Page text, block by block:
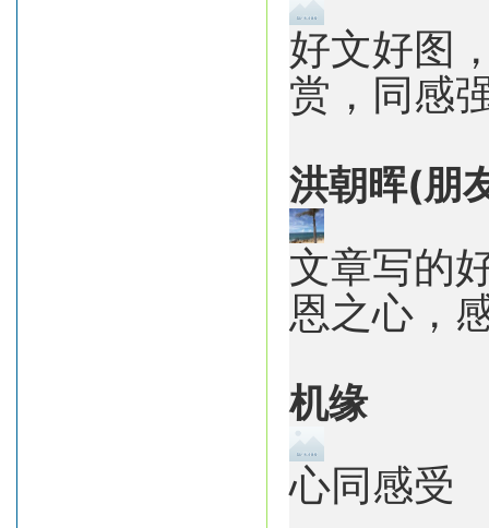
好文好图
赏，同感
洪朝晖(朋
文章写的
恩之心，
机缘
心同感受